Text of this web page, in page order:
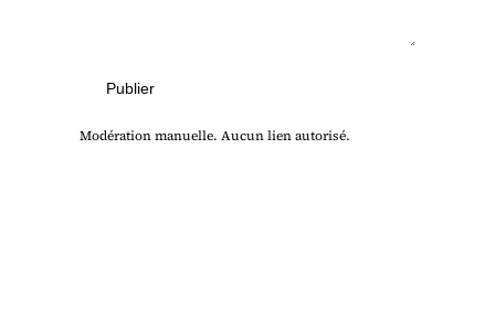
Publier
Modération manuelle. Aucun lien autorisé.